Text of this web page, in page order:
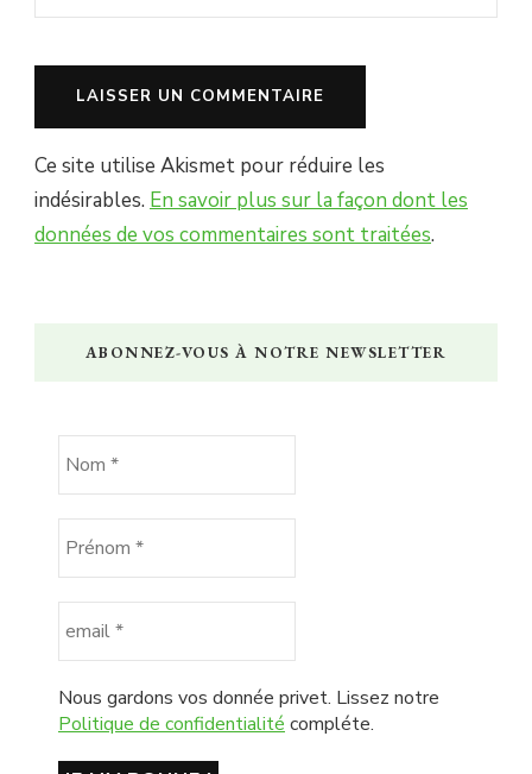
Ce site utilise Akismet pour réduire les
indésirables. En savoir plus sur la façon dont les
données de vos commentaires sont traitées.
ABONNEZ-VOUS À NOTRE NEWSLETTER
Nous gardons vos donnée privet. Lissez notre
Politique de confidentialité compléte.